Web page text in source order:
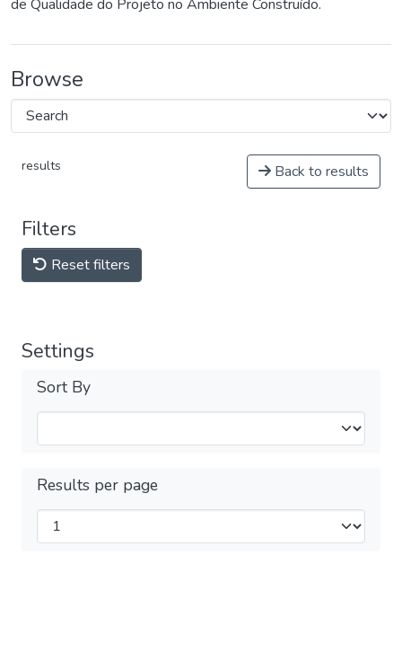
de Qualidade do Projeto no Ambiente Construído.
Browse
results Back to results
Filters
Reset filters
Settings
Sort By
Results per page